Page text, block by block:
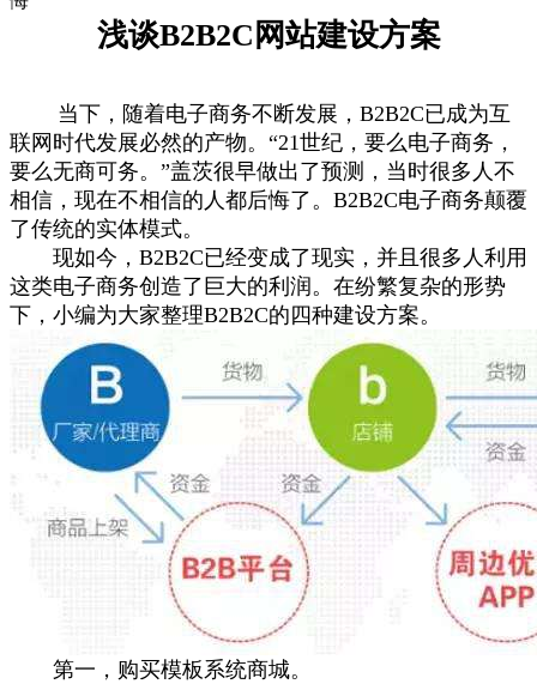
浅谈B2B2C网站建设方案
当下，随着电子商务不断发展，B2B2C已成为互
联网时代发展必然的产物。“21世纪，要么电子商务，
要么无商可务。”盖茨很早做出了预测，当时很多人不
相信，现在不相信的人都后悔了。B2B2C电子商务颠覆
了传统的实体模式。
现如今，B2B2C已经变成了现实，并且很多人利用
这类电子商务创造了巨大的利润。在纷繁复杂的形势
下，小编为大家整理B2B2C的四种建设方案。
第一，购买模板系统商城。